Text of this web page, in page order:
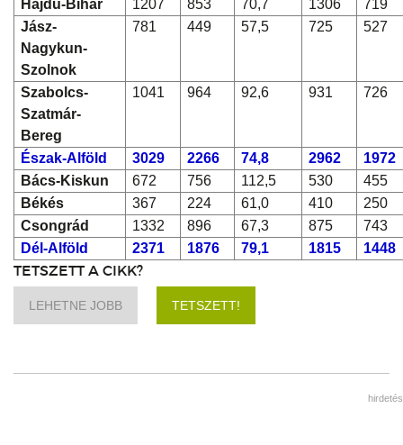
Hajdú-Bihar 1207 853 70,7 1306
719
Jász-
Nagykun-
Szolnok
781 449 57,5 725 527
Szabolcs-
Szatmár-
Bereg
1041 964 92,6 931 726
Észak-Alföld 3029 2266 74,8 2962
1972
Bács-Kiskun
672 756 112,5 530
455
Békés
367 224 61,0 410
250
Csongrád
1332 896 67,3 875
743
Dél-Alföld
2371 1876 79,1 1815 1448
TETSZETT A CIKK?
LEHETNE JOBB TETSZETT!
hirdetés